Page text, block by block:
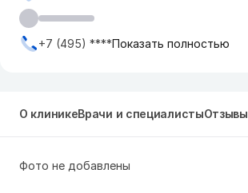
+7 (495) ****Показать полностью
О клиникеВрачи и специалистыОтзывы
Фото не добавлены